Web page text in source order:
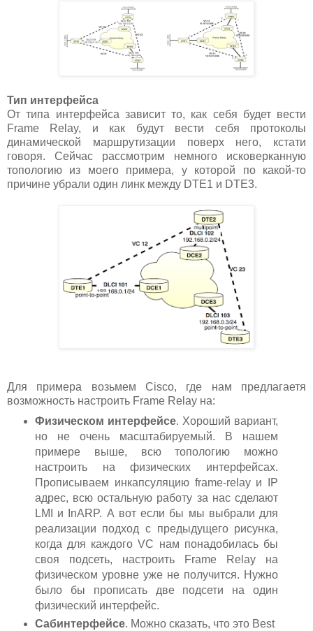
Тип интерфейса
От типа интерфейса зависит то, как себя будет вести
Frame Relay, и как будут вести себя протоколы
динамической маршрутизации поверх него, кстати
говоря. Сейчас рассмотрим немного исковерканную
топологию из моего примера, у которой по какой-то
причине убрали один линк между DTE1 и DTE3.
Для примера возьмем Cisco, где нам предлагаетя
возможность настроить Frame Relay на:
Физическом интерфейсе. Хороший вариант,
но не очень масштабируемый. В нашем
примере выше, всю топологию можно
настроить на физических интерфейсах.
Прописываем инкапсуляцию frame-relay и IP
адрес, всю остальную работу за нас сделают
LMI и InARP. А вот если бы мы выбрали для
реализации подход с предыдущего рисунка,
когда для каждого VC нам понадобилась бы
своя подсеть, настроить Frame Relay на
физическом уровне уже не получится. Нужно
было бы прописать две подсети на один
физический интерфейс.
Сабинтерфейсе. Можно сказать, что это Best